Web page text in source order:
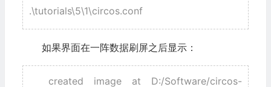
.\tutorials\5\1\circos.conf
如果界面在一阵数据刷屏之后显示：
created image at D:/Software/circos-